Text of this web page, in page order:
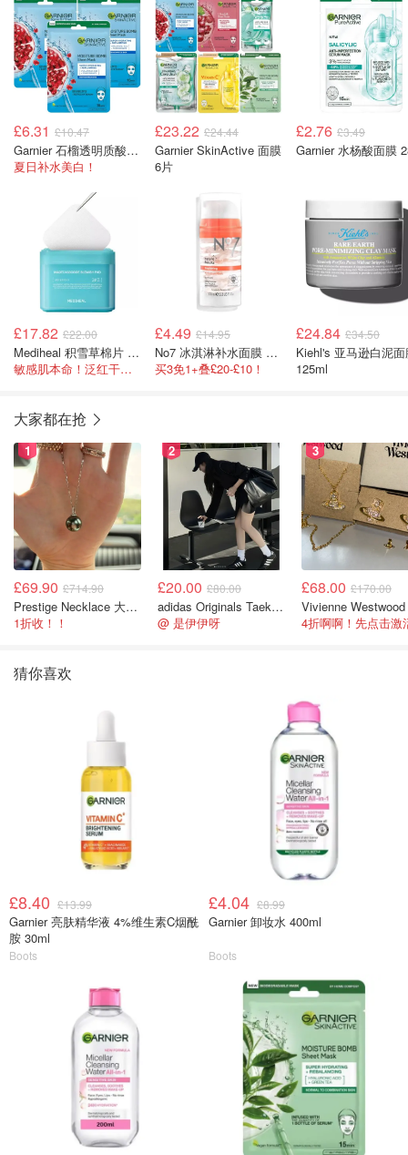
£6.31 £10.47
Garnier 石榴透明质酸面膜 3片
夏日补水美白！
£23.22 £24.44
Garnier SkinActive 面膜
6片
£2.76 £3.49
Garnier 水杨酸面膜
£17.82 £22.00
Mediheal 积雪草棉片 100片
敏感肌本命！泛红干痒，积雪草苷修护力拉满
£4.49 £14.95
No7 冰淇淋补水面膜 100ml
买3免1+叠£20-£10！
£24.84 £34.50
Kiehl's 亚马逊白泥
125ml
大家都在抢
1
£69.90 £714.90
Prestige Necklace 大溪地珍珠项链 10-11mm
1折收！！
2
£20.00 £80.00
adidas Originals Taekwondo 女款黑色运动鞋
@ 是伊伊呀
3
£68.00 £170.00
猜你喜欢
£8.40 £13.99
Garnier 亮肤精华液 4%维生素C烟酰
胺 30ml
Boots
£4.04 £8.99
Garnier 卸妆水 400ml
Boots